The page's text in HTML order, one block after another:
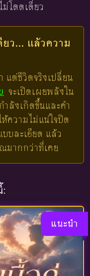
โดดเดี่ยว
ว... แล้วความ
แต่ชีวิตจริงเปลี่ยน
จะเปิดเผยพลังใน
ำลังเกิดขึ้นและคำ
ความไม่แน่ใจปิด
บละเอียด แล้ว
มากกว่าที่เคย
:
แนะนำ